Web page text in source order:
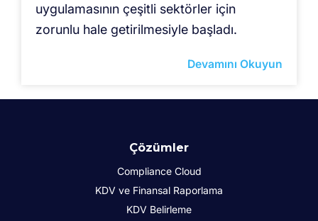
uygulamasının çeşitli sektörler için
zorunlu hale getirilmesiyle başladı.
Devamını Okuyun
Çözümler
Compliance Cloud
KDV ve Finansal Raporlama
KDV Belirleme